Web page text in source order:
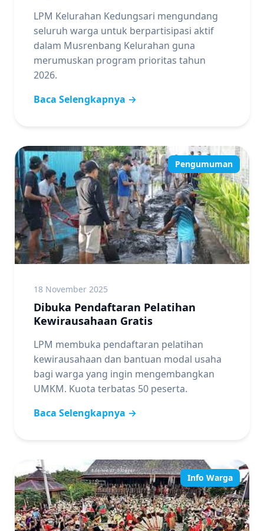
LPM Kelurahan Kedungsari mengundang
seluruh warga untuk berpartisipasi aktif
dalam Musrenbang Kelurahan guna
merumuskan program prioritas tahun
2026.
Baca Selengkapnya →
Pengumuman
18 November 2025
Dibuka Pendaftaran Pelatihan
Kewirausahaan Gratis
LPM membuka pendaftaran pelatihan
kewirausahaan dan bantuan modal usaha
bagi warga yang ingin mengembangkan
UMKM. Kuota terbatas 50 peserta.
Baca Selengkapnya →
Info Warga